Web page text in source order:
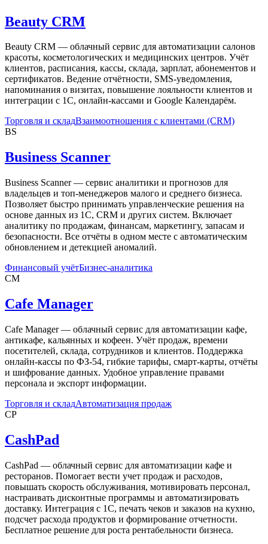
Beauty CRM
Beauty CRM — облачный сервис для автоматизации салонов
красоты, косметологических и медицинских центров. Учёт
клиентов, расписания, кассы, склада, зарплат, абонементов и
сертификатов. Ведение отчётности, SMS-уведомления,
напоминания о визитах, повышение лояльности клиентов и
интеграции с 1С, онлайн-кассами и Google Календарём.
Торговля и складВзаимоотношения с клиентами (CRM)
BS
Business Scanner
Business Scanner — сервис аналитики и прогнозов для
владельцев и топ-менеджеров малого и среднего бизнеса.
Позволяет быстро принимать управленческие решения на
основе данных из 1С, CRM и других систем. Включает
аналитику по продажам, финансам, маркетингу, запасам и
безопасности. Все отчёты в одном месте с автоматическим
обновлением и детекцией аномалий.
Финансовый учётБизнес-аналитика
CM
Cafe Manager
Cafe Manager — облачный сервис для автоматизации кафе,
антикафе, кальянных и кофеен. Учёт продаж, времени
посетителей, склада, сотрудников и клиентов. Поддержка
онлайн-кассы по ФЗ-54, гибкие тарифы, смарт-карты, отчёты
и шифрование данных. Удобное управление правами
персонала и экспорт информации.
Торговля и складАвтоматизация продаж
CP
CashPad
CashPad — облачный сервис для автоматизации кафе и
ресторанов. Помогает вести учет продаж и расходов,
повышать скорость обслуживания, мотивировать персонал,
настраивать дисконтные программы и автоматизировать
доставку. Интеграция с 1С, печать чеков и заказов на кухню,
подсчет расхода продуктов и формирование отчетности.
Бесплатное решение для роста рентабельности бизнеса.